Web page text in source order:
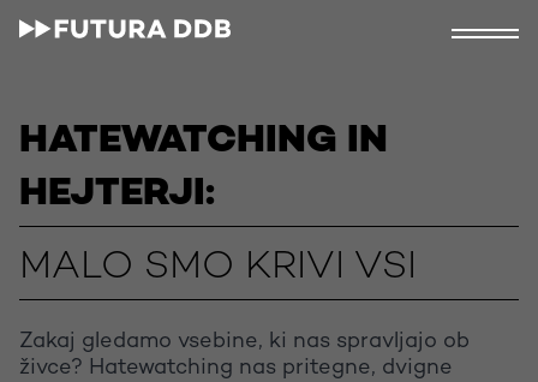
HATEWATCHING IN
HEJTERJI:
MALO SMO KRIVI VSI
Zakaj gledamo vsebine, ki nas spravljajo ob
živce? Hatewatching nas pritegne, dvigne